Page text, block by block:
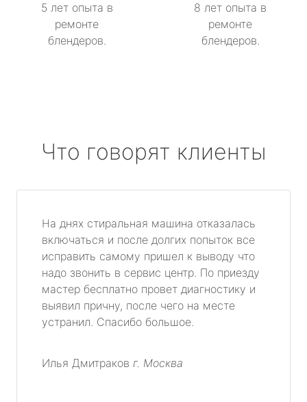
5 лет опыта в
ремонте
блендеров.
8 лет опыта в
ремонте
блендеров.
Что говорят клиенты
На днях стиральная машина отказалась
включаться и после долгих попыток все
исправить самому пришел к выводу что
надо звонить в сервис центр. По приезду
мастер бесплатно провет диагностику и
выявил причну, после чего на месте
устранил. Спасибо большое.
Илья Дмитраков г. Москва